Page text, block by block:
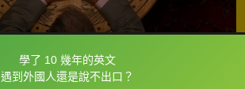
學了 10 幾年的英文
遇到外國人還是說不出口？
兩下字幕可以直接查字典喔！